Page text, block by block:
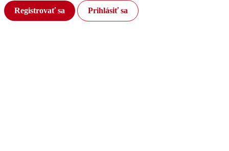
Registrovať sa Prihlásiť sa